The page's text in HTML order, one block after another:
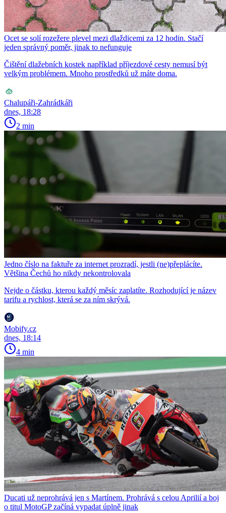
Ocet se solí rozežere plevel mezi dlaždicemi za 12 hodin. Stačí
jeden správný poměr, jinak to nefunguje
Čištění dlažebních kostek například příjezdové cesty nemusí být
velkým problémem. Mnoho prostředků už máte doma.
Chalupáři-Zahrádkáři
dnes, 18:28
2 min
Jedno číslo na faktuře za internet prozradí, jestli (ne)přeplácíte.
Většina Čechů ho nikdy nekontrolovala
Nejde o částku, kterou každý měsíc zaplatíte. Rozhodující je název
tarifu a rychlost, která se za ním skrývá.
Mobify.cz
dnes, 18:14
4 min
Ducati už neprohrává jen s Martínem. Prohrává s celou Aprilií a boj
o titul MotoGP začíná vypadat úplně jinak